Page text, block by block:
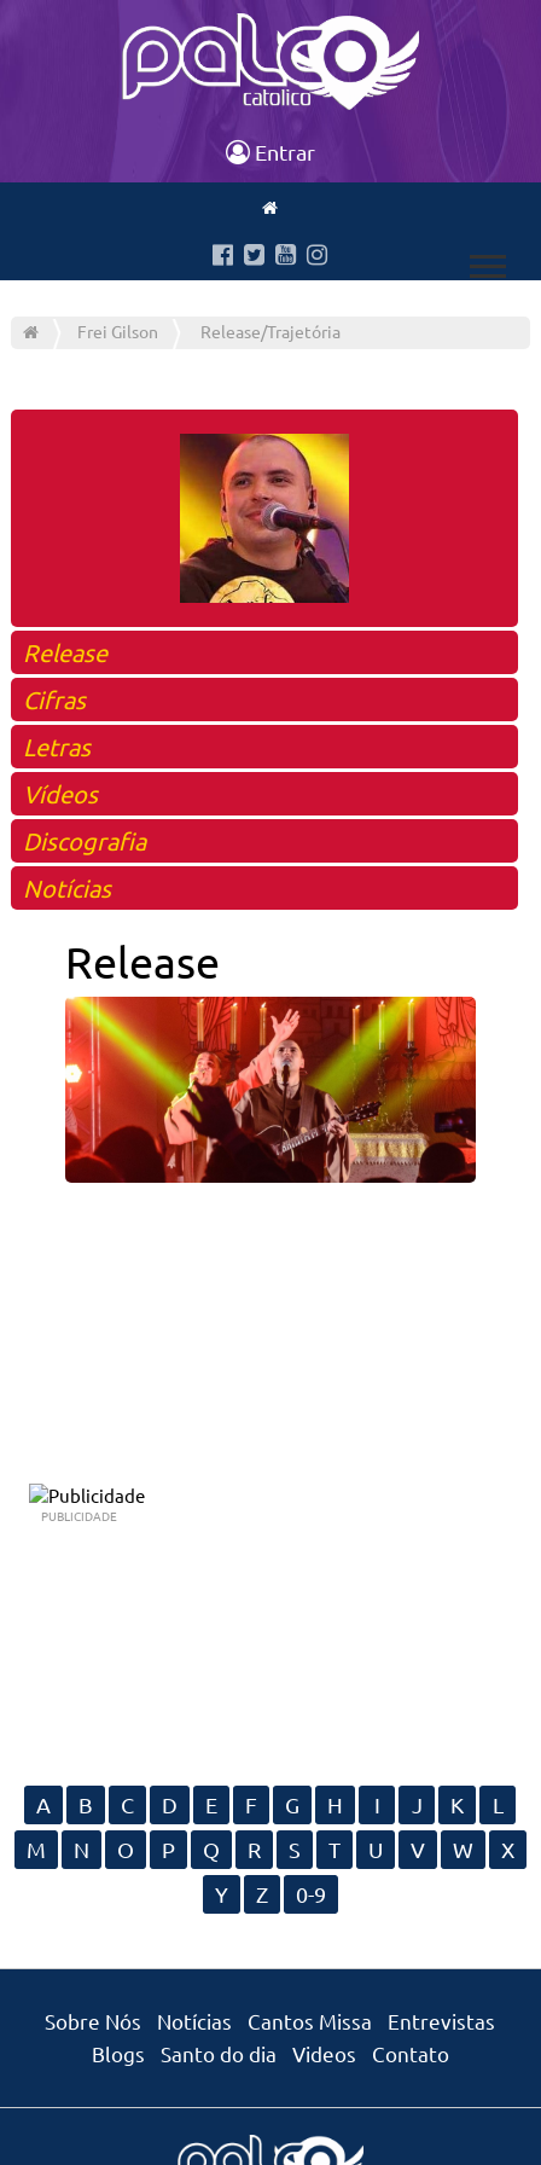
Entrar
Frei Gilson Release/Trajetória
Release
Cifras
Letras
Vídeos
Discografia
Notícias
Release
PUBLICIDADE
A B C D E F G H I J K
L
M
N O P Q R S T U V W
X
Y
Z 0-9
Sobre Nós Notícias Cantos Missa
Entrevistas
Blogs
Santo do dia Videos Contato